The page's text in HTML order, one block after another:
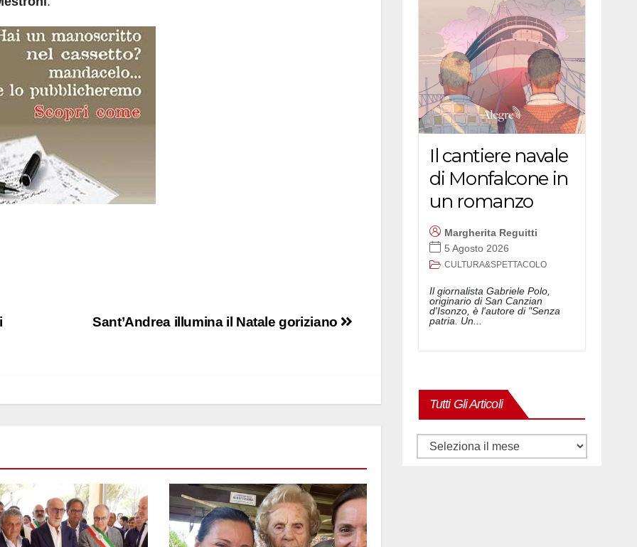
Sant’Andrea illumina il Natale goriziano
Il cantiere navale
di Monfalcone in
un romanzo
Margherita Reguitti
5 Agosto 2026
CULTURA&SPETTACOLO
Il giornalista Gabriele Polo,
originario di San Canzian
d'Isonzo, è l'autore di "Senza
patria. Un...
Tutti Gli Articoli
Tutti